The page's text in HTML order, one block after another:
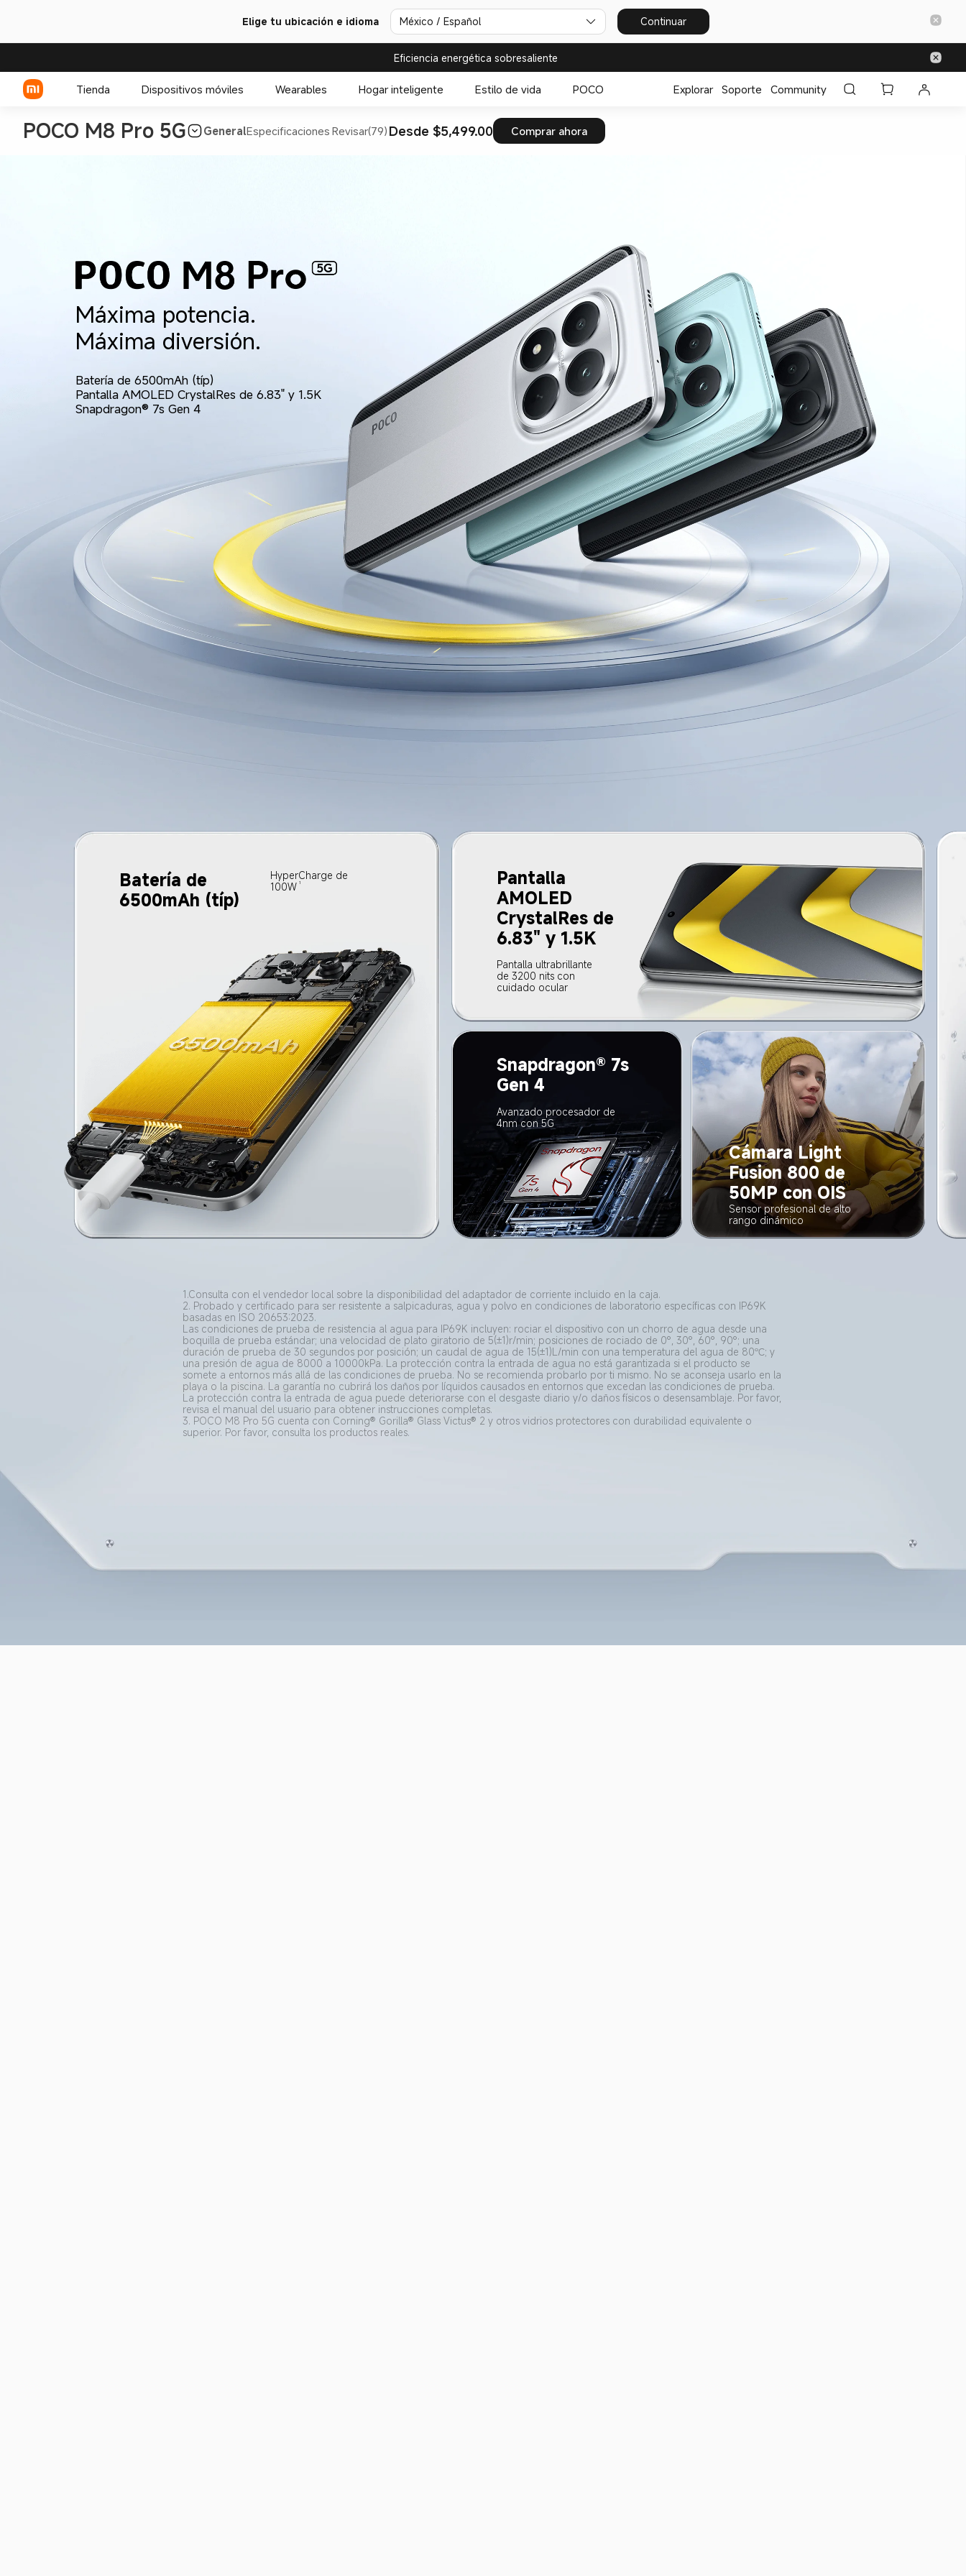
Elige tu ubicación e idioma México / Español Continuar
Eficiencia energética sobresaliente
Tienda Dispositivos móviles Wearables Hogar inteligente Estilo de vida POCO Explorar Soporte Community
POCO M8 Pro 5G GeneralEspecificaciones Revisar(79) Desde $5,499.00 Comprar ahora
Máxima potencia.
Máxima diversión.
Batería de 6500mAh (típ)
Pantalla AMOLED CrystalRes de 6.83" y 1.5K
Snapdragon® 7s Gen 4
Batería de
6500mAh (típ)
HyperCharge de
100W 1
Pantalla
AMOLED
CrystalRes de
6.83" y 1.5K
Pantalla ultrabrillante
de 3200 nits con
cuidado ocular
Snapdragon® 7s
Gen 4
Avanzado procesador de
4nm con 5G
Cámara Light
Fusion 800 de
50MP con OIS
Sensor profesional de alto
rango dinámico
1.Consulta con el vendedor local sobre la disponibilidad del adaptador de corriente incluido en la caja.
2. Probado y certificado para ser resistente a salpicaduras, agua y polvo en condiciones de laboratorio específicas con IP69K
basadas en ISO 20653:2023.
Las condiciones de prueba de resistencia al agua para IP69K incluyen: rociar el dispositivo con un chorro de agua desde una
boquilla de prueba estándar; una velocidad de plato giratorio de 5(±1)r/min; posiciones de rociado de 0°, 30°, 60°, 90°; una
duración de prueba de 30 segundos por posición; un caudal de agua de 15(±1)L/min con una temperatura del agua de 80℃; y
una presión de agua de 8000 a 10000kPa. La protección contra la entrada de agua no está garantizada si el producto se
somete a entornos más allá de las condiciones de prueba. No se recomienda probarlo por ti mismo. No se aconseja usarlo en la
playa o la piscina. La garantía no cubrirá los daños por líquidos causados en entornos que excedan las condiciones de prueba.
La protección contra la entrada de agua puede deteriorarse con el desgaste diario y/o daños físicos o desensamblaje. Por favor,
revisa el manual del usuario para obtener instrucciones completas.
3. POCO M8 Pro 5G cuenta con Corning® Gorilla® Glass Victus® 2 y otros vidrios protectores con durabilidad equivalente o
superior. Por favor, consulta los productos reales.